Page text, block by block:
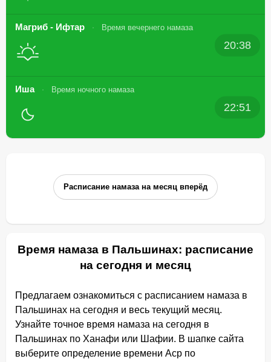
Магриб - Ифтар Время вечернего намаза
20:38
Иша Время ночного намаза
22:51
Расписание намаза на месяц вперёд
Время намаза в Пальшинах: расписание
на сегодня и месяц
Предлагаем ознакомиться с расписанием намаза в
Пальшинах на сегодня и весь текущий месяц.
Узнайте точное время намаза на сегодня в
Пальшинах по Ханафи или Шафии. В шапке сайта
выберите определение времени Аср по